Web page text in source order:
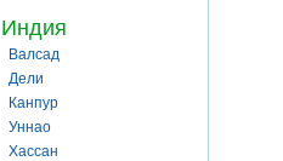
Индия
Валсад
Дели
Канпур
Уннао
Хассан